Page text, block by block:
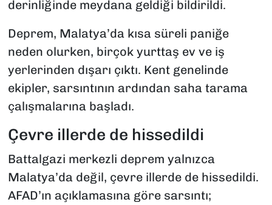
derinliğinde meydana geldiği bildirildi.
Deprem, Malatya’da kısa süreli paniğe
neden olurken, birçok yurttaş ev ve iş
yerlerinden dışarı çıktı. Kent genelinde
ekipler, sarsıntının ardından saha tarama
çalışmalarına başladı.
Çevre illerde de hissedildi
Battalgazi merkezli deprem yalnızca
Malatya’da değil, çevre illerde de hissedildi.
AFAD’ın açıklamasına göre sarsıntı;